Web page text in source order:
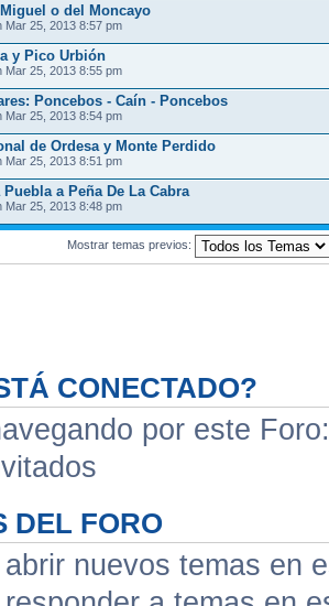
o del Moncayo
Mar 25, 2013 8:57 pm
y Pico Urbión
Mar 25, 2013 8:55 pm
Poncebos - Caín - Poncebos
Mar 25, 2013 8:54 pm
de Ordesa y Monte Perdido
Mar 25, 2013 8:51 pm
a Peña De La Cabra
Mar 25, 2013 8:48 pm
Mostrar temas previos:
CONECTADO?
por este
DEL FORO
abrir nuevos temas en